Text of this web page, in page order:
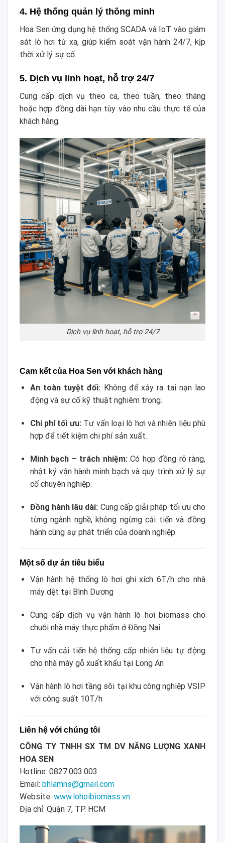
4. Hệ thống quản lý thông minh
Hoa Sen ứng dụng hệ thống SCADA và IoT vào giám
sát lò hơi từ xa, giúp kiểm soát vận hành 24/7, kịp
thời xử lý sự cố.
5. Dịch vụ linh hoạt, hỗ trợ 24/7
Cung cấp dịch vụ theo ca, theo tuần, theo tháng
hoặc hợp đồng dài hạn tùy vào nhu cầu thực tế của
khách hàng.
Dịch vụ linh hoạt, hỗ trợ 24/7
Cam kết của Hoa Sen với khách hàng
An toàn tuyệt đối: Không để xảy ra tai nạn lao
động và sự cố kỹ thuật nghiêm trọng.
Chi phí tối ưu:Tư vấn loại lò hơi và nhiên liệu phù
hợp để tiết kiệm chi phí sản xuất.
Minh bạch – trách nhiệm:Có hợp đồng rõ ràng,
nhật ký vận hành minh bạch và quy trình xử lý sự
cố chuyên nghiệp.
Đồng hành lâu dài: Cung cấp giải pháp tối ưu cho
từng ngành nghề, không ngừng cải tiến và đồng
hành cùng sự phát triển của doanh nghiệp.
Một số dự án tiêu biểu
Vận hành hệ thống lò hơi ghi xích 6T/h cho nhà
máy dệt tại Bình Dương
Cung cấp dịch vụ vận hành lò hơi biomass cho
chuỗi nhà máy thực phẩm ở Đồng Nai
Tư vấn cải tiến hệ thống cấp nhiên liệu tự động
cho nhà máy gỗ xuất khẩu tại Long An
Vận hành lò hơi tầng sôi tại khu công nghiệp VSIP
với công suất 10T/h
Liên hệ với chúng tôi
CÔNG TY TNHH SX TM DV NĂNG LƯỢNG XANH
HOA SEN
Hotline: 0827.003.003
Email: bhlamns@gmail.com
Website: www.lohoibiomass.vn
Địa chỉ: Quận 7, TP. HCM